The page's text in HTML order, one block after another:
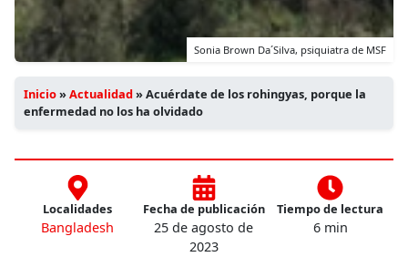
Sonia Brown Da´Silva, psiquiatra de MSF
Inicio»Actualidad»Acuérdate de los rohingyas, porque la
enfermedad no los ha olvidado
Localidades
Bangladesh
Fecha de publicación
25 de agosto de
2023
Tiempo de lectura
6 min